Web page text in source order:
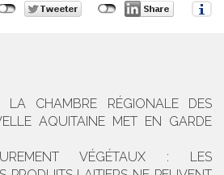
CHAMBRE RÉGIONALE DES
AQUITAINE MET EN GARDE
VÉGÉTAUX : LES